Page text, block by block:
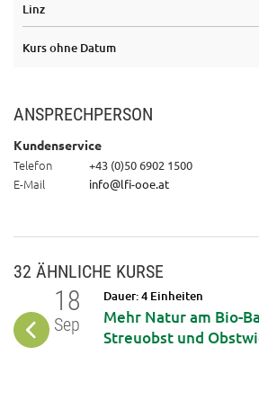
Linz
Kurs ohne Datum
ANSPRECHPERSON
Kundenservice
Telefon +43 (0)50 6902 1500
E-Mail info@lfi-ooe.at
32 ÄHNLICHE KURSE
18
Sep
Dauer: 4 Einheiten
Mehr Natur am Bio-
Streuobst und